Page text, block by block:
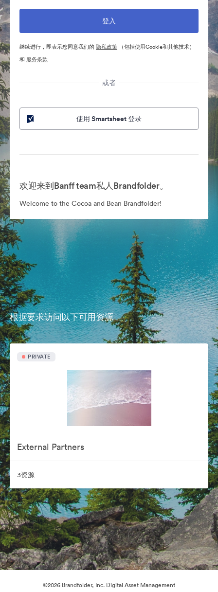
继续进行，即表示您同意我们的 隐私政策 （包括使用Cookie和其他技术）
和 服务条款
或者
使用 Smartsheet 登录
欢迎来到Banff team私人Brandfolder。
Welcome to the Cocoa and Bean Brandfolder!
根据要求访问以下可用资源
PRIVATE
External Partners
3资源
©2026 Brandfolder, Inc. Digital Asset Management